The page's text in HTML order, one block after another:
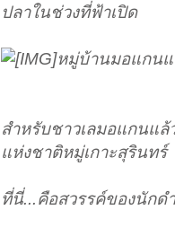
ปลาในช่วงที่ฟ้าเปิด
หมู่บ้านมอแกนแ
สำหรับชาวเลมอแกนแล้
แห่งชาติหมู่เกาะสุรินทร์
ที่นี่...คือสวรรค์ของนักด